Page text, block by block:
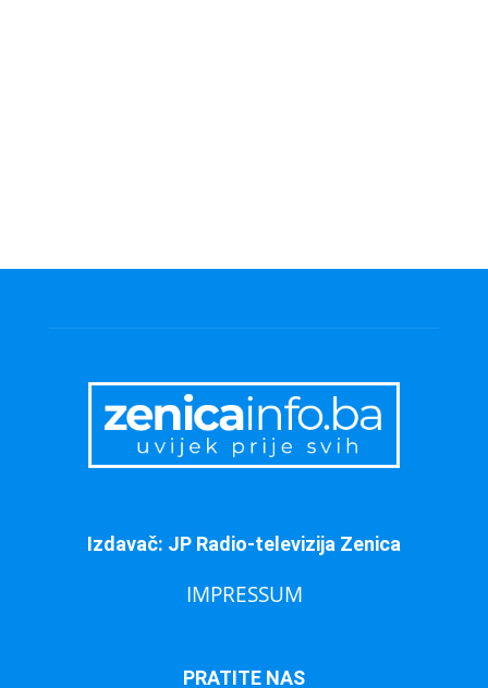
Izdavač: JP Radio-televizija Zenica
IMPRESSUM
PRATITE NAS